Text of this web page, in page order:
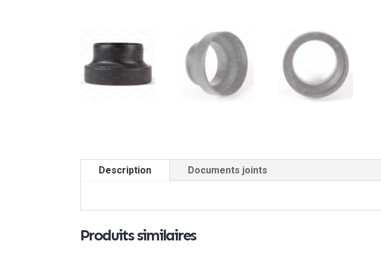
Description Documents joints
Produits similaires